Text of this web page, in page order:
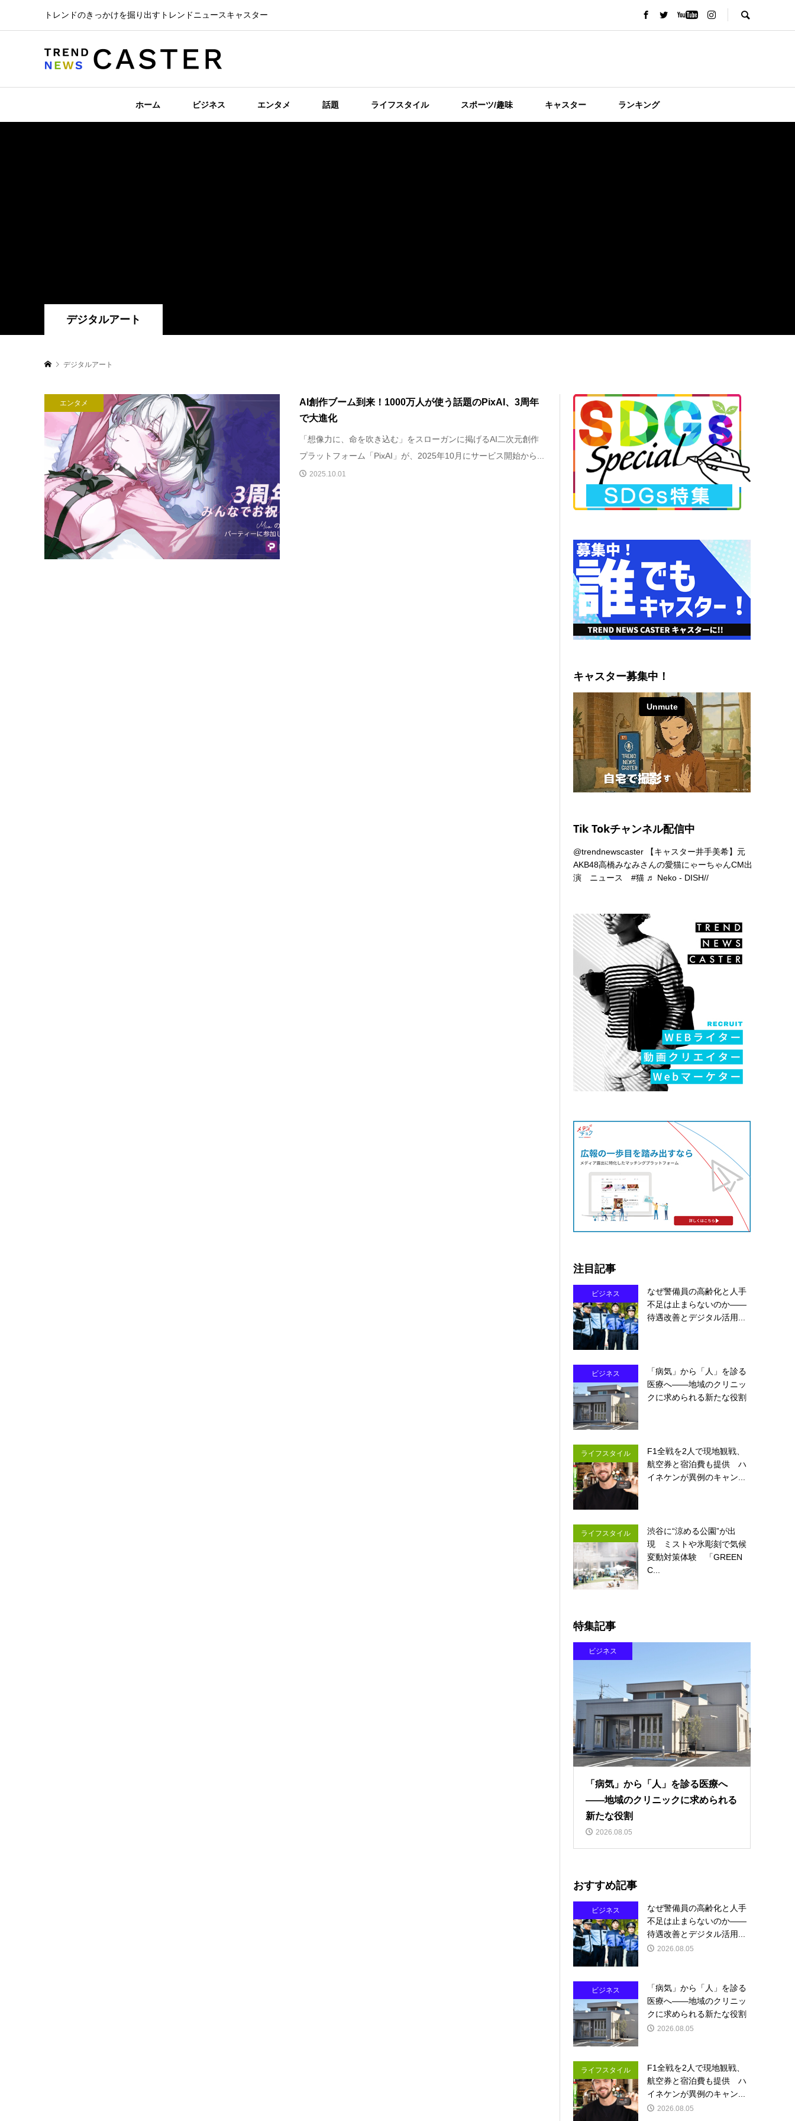
トレンドのきっかけを掘り出すトレンドニュースキャスター
ホーム ビジネス エンタメ 話題 ライフスタイル スポーツ/趣味 キャスター ランキング
デジタルアート
デジタルアート
エンタメ
AI創作ブーム到来！1000万人が使う話題のPixAI、3周年
で大進化
「想像力に、命を吹き込む」をスローガンに掲げるAI二次元創作
プラットフォーム「PixAI」が、2025年10月にサービス開始から...
2025.10.01
キャスター募集中！
Tik Tokチャンネル配信中
@trendnewscaster 【キャスター井手美希】元
AKB48高橋みなみさんの愛猫にゃーちゃんCM出
演 ニュース#猫 ♬ Neko - DISH//
注目記事
ビジネス
なぜ警備員の高齢化と人手
不足は止まらないのか――
待遇改善とデジタル活用...
ビジネス
「病気」から「人」を診る
医療へ――地域のクリニッ
クに求められる新たな役割
ライフスタイル
F1全戦を2人で現地観戦、
航空券と宿泊費も提供 ハ
イネケンが異例のキャン...
ライフスタイル
渋谷に“涼める公園”が出
現 ミストや氷彫刻で気候
変動対策体験 「GREEN
C...
特集記事
ビジネス
「病気」から「人」を診る医療へ
――地域のクリニックに求められる
新たな役割
2026.08.05
おすすめ記事
ビジネス
なぜ警備員の高齢化と人手
不足は止まらないのか――
待遇改善とデジタル活用...
2026.08.05
ビジネス
「病気」から「人」を診る
医療へ――地域のクリニッ
クに求められる新たな役割
2026.08.05
ライフスタイル
F1全戦を2人で現地観戦、
航空券と宿泊費も提供 ハ
イネケンが異例のキャン...
2026.08.05